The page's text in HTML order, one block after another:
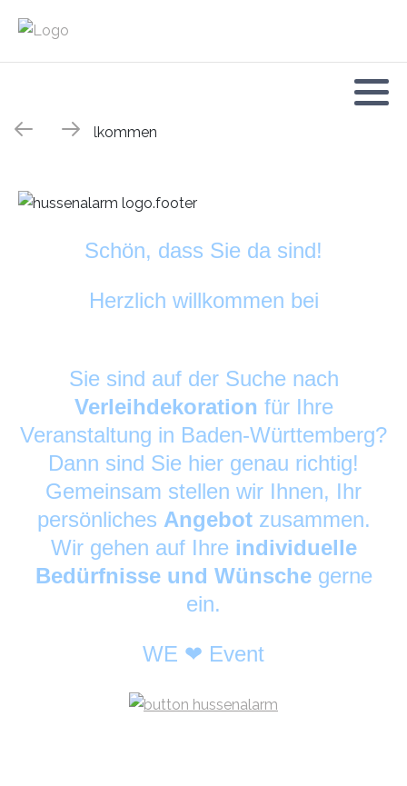
Schön, dass Sie da sind!
Herzlich willkommen bei
Sie sind auf der Suche nach
Verleihdekoration für Ihre
Veranstaltung in Baden-Württemberg?
Dann sind Sie hier genau richtig!
Gemeinsam stellen wir Ihnen, Ihr
persönliches Angebot zusammen.
Wir gehen auf Ihre individuelle
Bedürfnisse und Wünschegerne
ein.
WE ❤ Event